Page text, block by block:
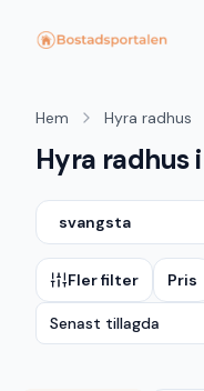
Hem Hyra radhus
Hyra radhus
svangsta
Fler filter Pris
Senast tillagda